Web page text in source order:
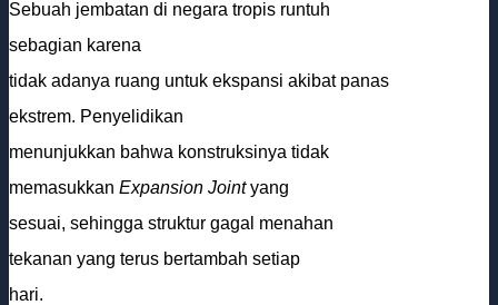
Sebuah jembatan di negara tropis runtuh
sebagian karena
tidak adanya ruang untuk ekspansi akibat panas
ekstrem. Penyelidikan
menunjukkan bahwa konstruksinya tidak
memasukkan Expansion Jointyang
sesuai, sehingga struktur gagal menahan
tekanan yang terus bertambah setiap
hari.